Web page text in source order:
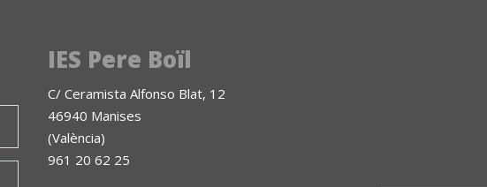
IES Pere Boïl
C/ Ceramista Alfonso Blat, 12
46940 Manises
(València)
961 20 62 25